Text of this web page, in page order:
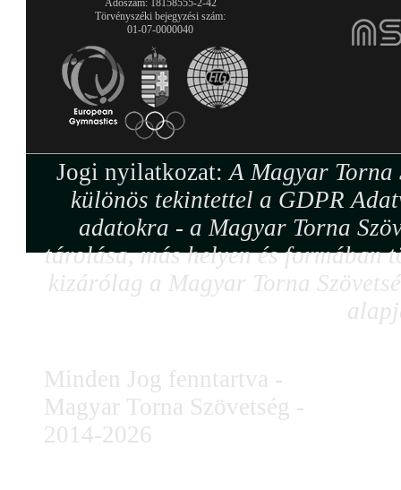
Adószám: 18158555-2-42
Törvényszéki bejegyzési szám:
01-07-0000040
Jogi nyilatkozat:A Magyar Torna
különös tekintettel a GDPR
adatokra - a Magyar Torna
tárolása, más helyen és formában
kizárólag a Magyar Torna
Minden Jog fenntartva -
Magyar Torna Szövetség -
2014-2026